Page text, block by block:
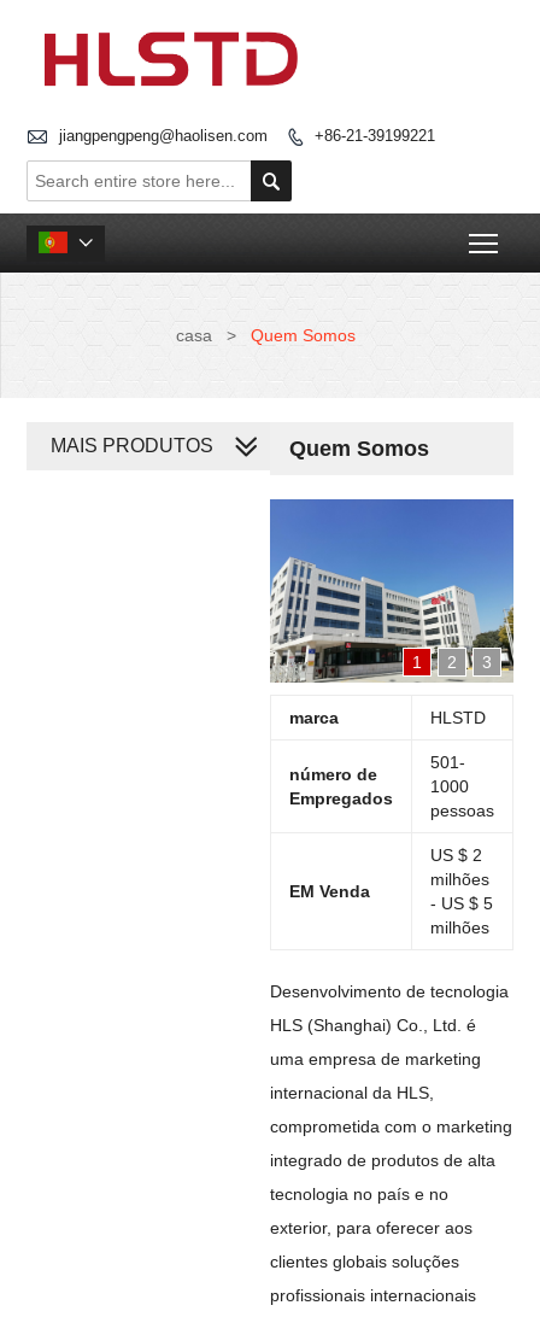
 jiangpengpeng@haolisen.com  +86-21-39199221


casa > Quem Somos
Quem Somos
1 2 3
marca HLSTD
número de
Empregados
501-
1000
pessoas
EM Venda
US $ 2
milhões
- US $ 5
milhões
Desenvolvimento de tecnologia
HLS (Shanghai) Co., Ltd. é
uma empresa de marketing
internacional da HLS,
comprometida com o marketing
integrado de produtos de alta
tecnologia no país e no
exterior, para oferecer aos
clientes globais soluções
profissionais internacionais
MAIS PRODUTOS